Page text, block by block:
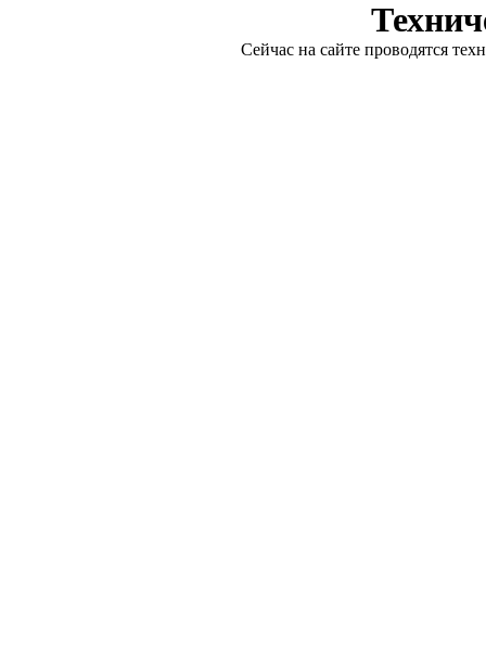
Сейчас на сайте проводятся